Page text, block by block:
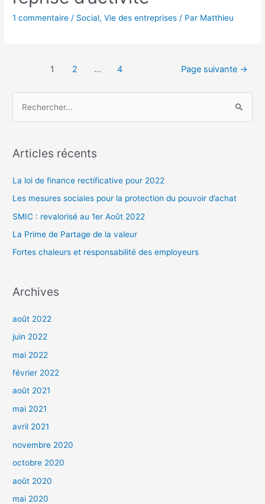
1 commentaire / Social,Vie des entreprises / Par Matthieu
1 2 … 4 Page suivante →
h
r
c
h
Articles récents
La loi de finance rectificative pour 2022
Les mesures sociales pour la protection du pouvoir d’achat
SMIC : revalorisé au 1er Août 2022
La Prime de Partage de la valeur
Fortes chaleurs et responsabilité des employeurs
Archives
août 2022
juin 2022
mai 2022
février 2022
août 2021
mai 2021
avril 2021
novembre 2020
octobre 2020
août 2020
mai 2020